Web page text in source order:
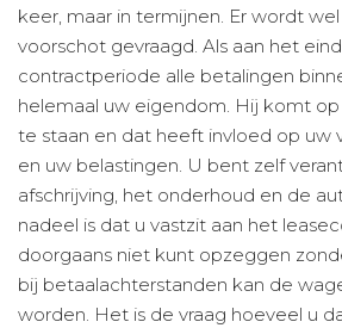
keer, maar in termijnen. Er wordt
voorschot gevraagd. Als aan het
contractperiode alle betalingen
helemaal uw eigendom. Hij komt
te staan en dat heeft invloed op uw
en uw belastingen. U bent zelf
afschrijving, het onderhoud en de
nadeel is dat u vastzit aan het
doorgaans niet kunt opzeggen
bij betaalachterstanden kan de
worden. Het is de vraag hoeveel u